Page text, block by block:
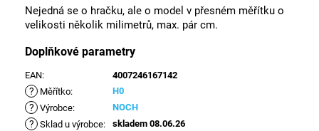
Nejedná se o hračku, ale o model v přesném měřítku o
velikosti několik milimetrů, max. pár cm.
Doplňkové parametry
EAN: 4007246167142
? Měřítko: H0
? Výrobce: NOCH
? Sklad u výrobce:
skladem 08.06.26